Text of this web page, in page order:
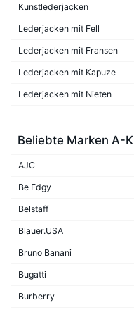
Kunstlederjacken
Lederjacken mit Fell
Lederjacken mit Fransen
Lederjacken mit Kapuze
Lederjacken mit Nieten
Beliebte Marken A-K
AJC
Be Edgy
Belstaff
Blauer.USA
Bruno Banani
Bugatti
Burberry